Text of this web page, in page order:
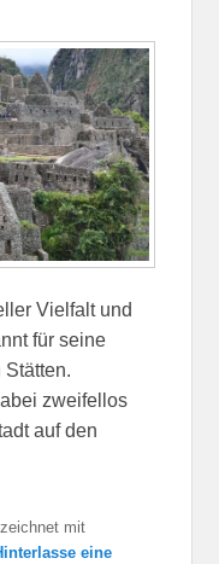
Vielfalt und
für seine
zweifellos
auf den
mit
eine